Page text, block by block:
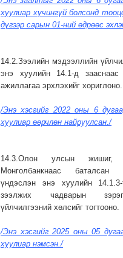
хуулиар хүчингүй болсонд
дүгээр сарын 01-ний өдрөөс
14.2.Зээлийн мэдээллийн
энэ хуулийн 14.1-д
ажиллагаа эрхлэхийг хориглоно.
/Энэ хэсгийг 2022 оны 6
хуулиар өөрчлөн найруулсан./
14.3.Олон улсын жишиг,
Монголбанкнаас баталсан
үндэслэн энэ хуулийн 14.1.3-
зээлжих чадварын
үйлчилгээний хөлсийг тогтооно.
/Энэ хэсгийг 2025 оны 05
хуулиар нэмсэн./